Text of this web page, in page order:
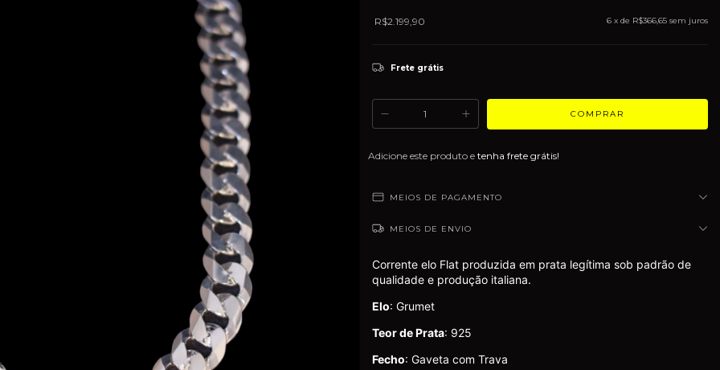
R$2.199,90 6 x de R$366,65 sem juros
Frete grátis
Adicione este produto e tenha frete grátis!
MEIOS DE PAGAMENTO
MEIOS DE ENVIO
Corrente elo Flat produzida em prata legítima sob padrão de
qualidade e produção italiana.
Elo: Grumet
Teor de Prata: 925
Fecho: Gaveta com Trava